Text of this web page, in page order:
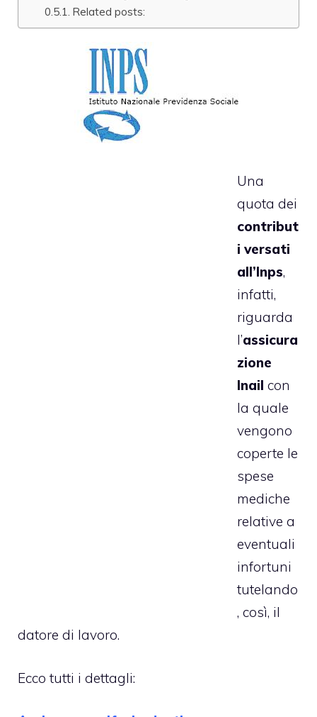
Related posts:
Una
quota dei
contribut
i versati
all’Inps,
infatti,
riguarda
l’assicura
zione
Inail con
la quale
vengono
coperte le
spese
mediche
relative a
eventuali
infortuni
tutelando
, così, il
datore di lavoro.
Ecco tutti i dettagli: